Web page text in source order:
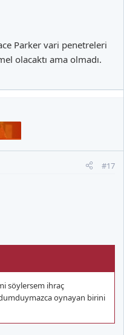
Parker vari penetreleri
olacaktı ama olmadı.
#17
söylersem ihraç
oynayan birini